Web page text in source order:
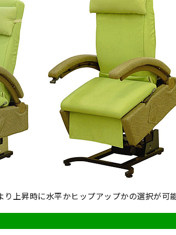
上昇時に水平かヒップアップかの選択が可